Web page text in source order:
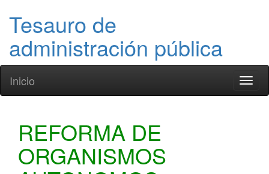
Tesauro de
administración pública
Inicio
REFORMA DE
ORGANISMOS